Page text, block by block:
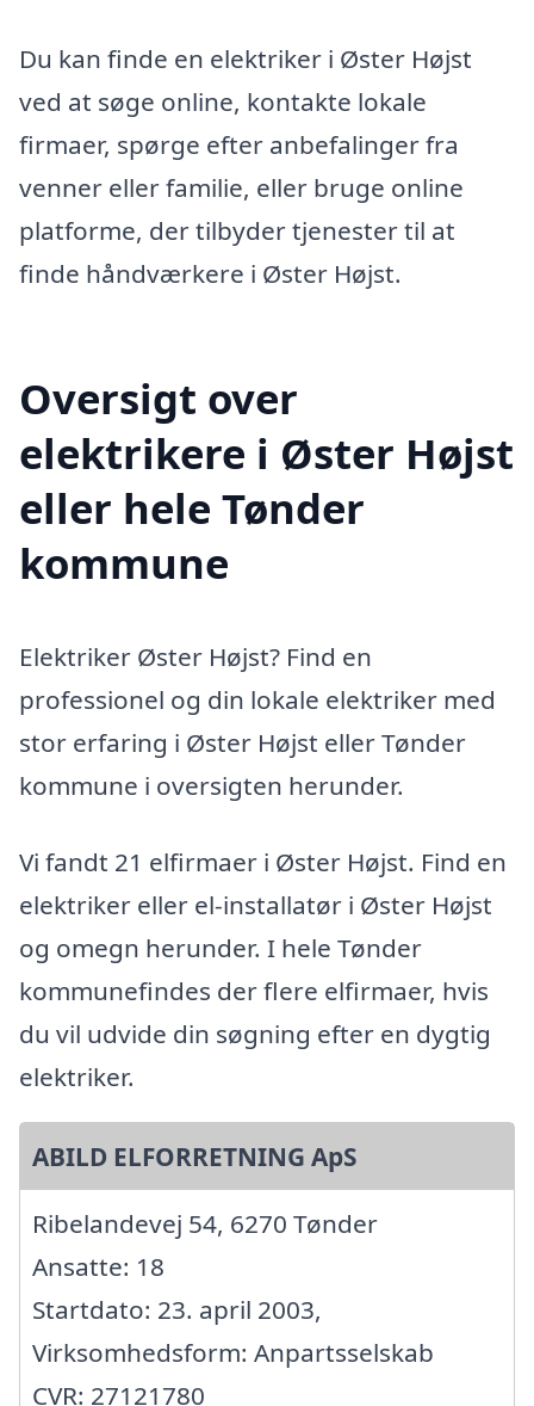
Du kan finde en elektriker i Øster Højst
ved at søge online, kontakte lokale
firmaer, spørge efter anbefalinger fra
venner eller familie, eller bruge online
platforme, der tilbyder tjenester til at
finde håndværkere i Øster Højst.
Oversigt over
elektrikere i Øster Højst
eller hele Tønder
kommune
Elektriker Øster Højst? Find en
professionel og din lokale elektriker med
stor erfaring i Øster Højst eller Tønder
kommune i oversigten herunder.
Vi fandt 21 elfirmaer i Øster Højst. Find en
elektriker eller el-installatør i Øster Højst
og omegn herunder. I hele Tønder
kommunefindes der flere elfirmaer, hvis
du vil udvide din søgning efter en dygtig
elektriker.
ABILD ELFORRETNING ApS
Ribelandevej 54, 6270 Tønder
Ansatte: 18
Startdato: 23. april 2003,
Virksomhedsform: Anpartsselskab
CVR: 27121780